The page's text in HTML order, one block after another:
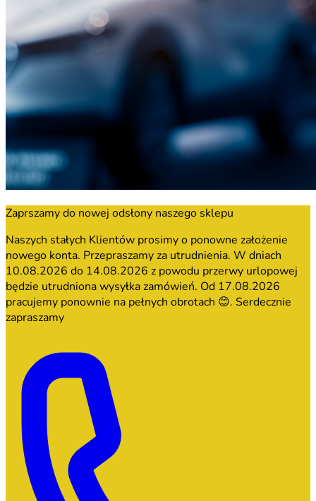
Zaprszamy do nowej odsłony naszego sklepu
Naszych stałych Klientów prosimy o ponowne założenie
nowego konta. Przepraszamy za utrudnienia. W dniach
10.08.2026 do 14.08.2026 z powodu przerwy urlopowej
będzie utrudniona wysyłka zamówień. Od 17.08.2026
pracujemy ponownie na pełnych obrotach 😊. Serdecznie
zapraszamy